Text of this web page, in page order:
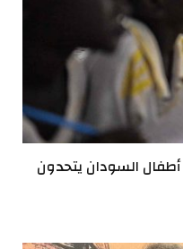
السودان يتحدون